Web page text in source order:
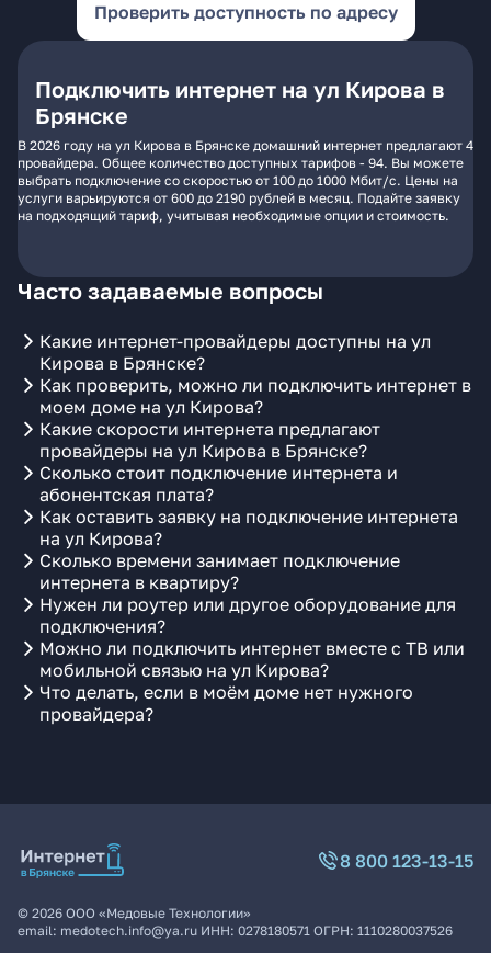
Проверить доступность по адресу
Подключить интернет на ул Кирова в
Брянске
В 2026 году на ул Кирова в Брянске домашний интернет предлагают 4
провайдера. Общее количество доступных тарифов - 94. Вы можете
выбрать подключение со скоростью от 100 до 1000 Мбит/с. Цены на
услуги варьируются от 600 до 2190 рублей в месяц. Подайте заявку
на подходящий тариф, учитывая необходимые опции и стоимость.
Часто задаваемые вопросы
Какие интернет-провайдеры доступны на ул
Кирова в Брянске?
Как проверить, можно ли подключить интернет в
моем доме на ул Кирова?
Какие скорости интернета предлагают
провайдеры на ул Кирова в Брянске?
Сколько стоит подключение интернета и
абонентская плата?
Как оставить заявку на подключение интернета
на ул Кирова?
Сколько времени занимает подключение
интернета в квартиру?
Нужен ли роутер или другое оборудование для
подключения?
Можно ли подключить интернет вместе с ТВ или
мобильной связью на ул Кирова?
Что делать, если в моём доме нет нужного
провайдера?
8 800 123-13-15
© 2026 ООО «Медовые Технологии»
email: medotech.info@ya.ru ИНН: 0278180571 ОГРН: 1110280037526